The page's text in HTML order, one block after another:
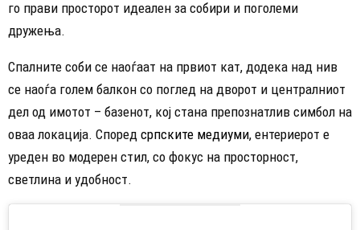
го прави просторот идеален за собири и поголеми
дружења.
Спалните соби се наоѓаат на првиот кат, додека над нив
се наоѓа голем балкон со поглед на дворот и централниот
дел од имотот – базенот, кој стана препознатлив симбол на
оваа локација. Според српските медиуми, ентериерот е
уреден во модерен стил, со фокус на просторност,
светлина и удобност.